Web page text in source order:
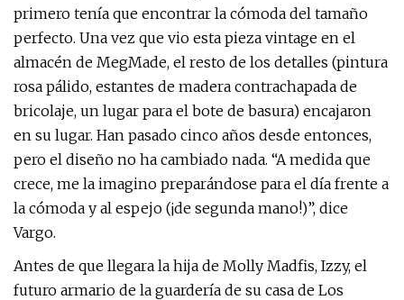
primero tenía que encontrar la cómoda del tamaño
perfecto. Una vez que vio esta pieza vintage en el
almacén de MegMade, el resto de los detalles (pintura
rosa pálido, estantes de madera contrachapada de
bricolaje, un lugar para el bote de basura) encajaron
en su lugar. Han pasado cinco años desde entonces,
pero el diseño no ha cambiado nada. “A medida que
crece, me la imagino preparándose para el día frente a
la cómoda y al espejo (¡de segunda mano!)”, dice
Vargo.
Antes de que llegara la hija de Molly Madfis, Izzy, el
futuro armario de la guardería de su casa de Los